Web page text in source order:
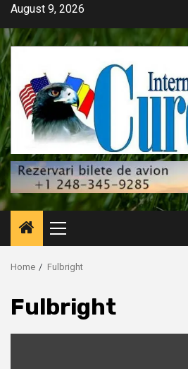
Skip
content
August 9, 2026
Primary
Menu
Home Fulbright
Fulbright